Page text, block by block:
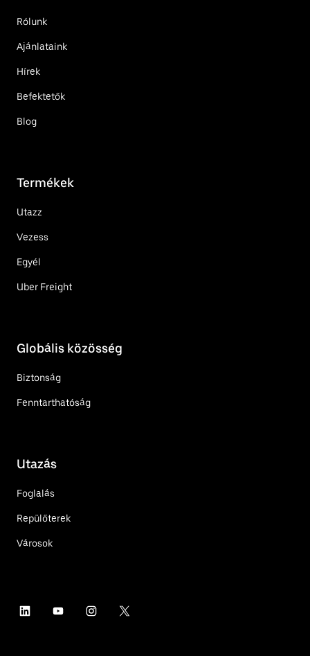
Rólunk
Ajánlataink
Hírek
Befektetők
Blog
Termékek
Utazz
Vezess
Egyél
Uber Freight
Globális közösség
Biztonság
Fenntarthatóság
Utazás
Foglalás
Repülőterek
Városok